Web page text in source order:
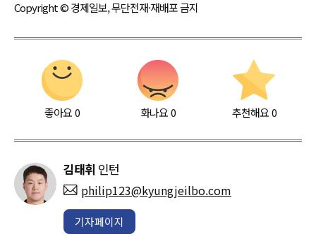
Copyright © 경제일보, 무단전재·재배포 금지
좋아요0 화나요0 추천해요 0
김태휘 인턴
philip123@kyungjeilbo.com
기자페이지